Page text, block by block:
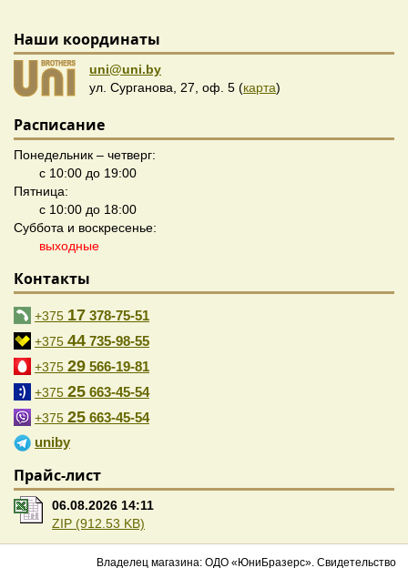
Наши координаты
uni@uni.by
ул. Сурганова, 27, оф. 5 (карта)
Расписание
Понедельник – четверг:
с 10:00 до 19:00
Пятница:
с 10:00 до 18:00
Суббота и воскресенье:
выходные
Контакты
+375 17 378-75-51
+375 44 735-98-55
+375 29 566-19-81
+375 25 663-45-54
+375 25 663-45-54
uniby
Прайс-лист
06.08.2026 14:11
ZIP (912.53 KB)
Владелец магазина: ОДО «ЮниБразерс». Свидетельство